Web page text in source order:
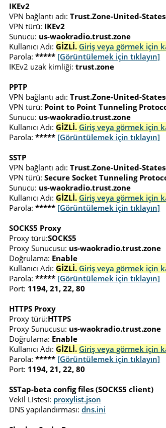
IKEv2
VPN bağlantı adı: Trust.Zone-United-
VPN türü: IKEv2
Sunucu: us-waokradio.trust.zone
Kullanıcı Adı: GİZLİ. Giriş veya görmek için
Parola: ***** [Görüntülemek için tıklayın]
IKEv2 uzak kimliği: trust.zone
PPTP
VPN bağlantı adı: Trust.Zone-United-
VPN türü: Point to Point Tunneling
Sunucu: us-waokradio.trust.zone
Kullanıcı Adı: GİZLİ. Giriş veya görmek için
Parola: ***** [Görüntülemek için tıklayın]
SSTP
VPN bağlantı adı: Trust.Zone-United-
VPN türü: Secure Socket Tunneling
Sunucu: us-waokradio.trust.zone
Kullanıcı Adı: GİZLİ. Giriş veya görmek için
Parola: ***** [Görüntülemek için tıklayın]
SOCKS5 Proxy
Proxy türü:SOCKS5
Proxy Sunucusu: us-waokradio.trust.zone
Doğrulama: Enable
Kullanıcı Adı: GİZLİ. Giriş veya görmek için
Parola: ***** [Görüntülemek için tıklayın]
Port: 1194, 21, 22, 80
HTTPS Proxy
Proxy türü:HTTPS
Proxy Sunucusu: us-waokradio.trust.zone
Doğrulama: Enable
Kullanıcı Adı: GİZLİ. Giriş veya görmek için
Parola: ***** [Görüntülemek için tıklayın]
Port: 1194, 21, 22, 80
SSTap-beta config files (SOCKS5 client)
Vekil Listesi: proxylist.json
DNS yapılandırması: dns.ini